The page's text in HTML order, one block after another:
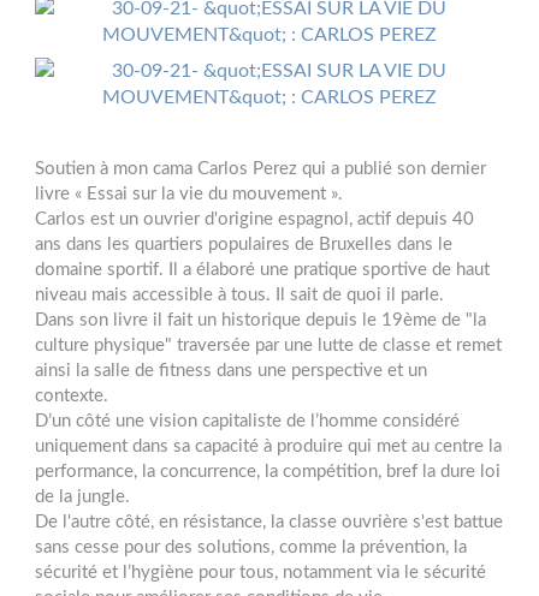
Soutien à mon cama Carlos Perez qui a publié son dernier
livre « Essai sur la vie du mouvement ».
Carlos est un ouvrier d'origine espagnol, actif depuis 40
ans dans les quartiers populaires de Bruxelles dans le
domaine sportif. Il a élaboré une pratique sportive de haut
niveau mais accessible à tous. Il sait de quoi il parle.
Dans son livre il fait un historique depuis le 19ème de "la
culture physique" traversée par une lutte de classe et remet
ainsi la salle de fitness dans une perspective et un
contexte.
D’un côté une vision capitaliste de l’homme considéré
uniquement dans sa capacité à produire qui met au centre la
performance, la concurrence, la compétition, bref la dure loi
de la jungle.
De l'autre côté, en résistance, la classe ouvrière s'est battue
sans cesse pour des solutions, comme la prévention, la
sécurité et l’hygiène pour tous, notamment via le sécurité